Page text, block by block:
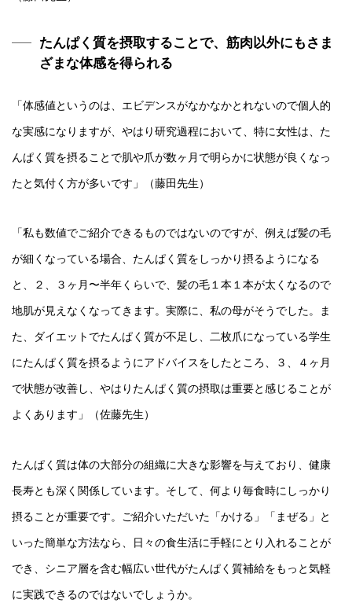
たんぱく質を摂取することで、筋肉以外にもさま
ざまな体感を得られる
「体感値というのは、エビデンスがなかなかとれないので個人的
な実感になりますが、やはり研究過程において、特に女性は、た
んぱく質を摂ることで肌や爪が数ヶ月で明らかに状態が良くなっ
たと気付く方が多いです」（藤田先生）
「私も数値でご紹介できるものではないのですが、例えば髪の毛
が細くなっている場合、たんぱく質をしっかり摂るようになる
と、２、３ヶ月〜半年くらいで、髪の毛１本１本が太くなるので
地肌が見えなくなってきます。実際に、私の母がそうでした。ま
た、ダイエットでたんぱく質が不足し、二枚爪になっている学生
にたんぱく質を摂るようにアドバイスをしたところ、３、４ヶ月
で状態が改善し、やはりたんぱく質の摂取は重要と感じることが
よくあります」（佐藤先生）
たんぱく質は体の大部分の組織に大きな影響を与えており、健康
長寿とも深く関係しています。そして、何より毎食時にしっかり
摂ることが重要です。ご紹介いただいた「かける」「まぜる」と
いった簡単な方法なら、日々の食生活に手軽にとり入れることが
でき、シニア層を含む幅広い世代がたんぱく質補給をもっと気軽
に実践できるのではないでしょうか。